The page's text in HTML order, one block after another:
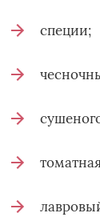
специи;